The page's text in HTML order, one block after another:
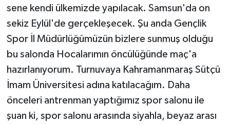
sene kendi ülkemizde yapılacak. Samsun'da on
sekiz Eylül'de gerçekleşecek. Şu anda Gençlik
Spor İl Müdürlüğümüzün bizlere sunmuş olduğu
bu salonda Hocalarımın öncülüğünde maç'a
hazırlanıyorum. Turnuvaya Kahramanmaraş Sütçü
İmam Üniversitesi adına katılacağım. Daha
önceleri antrenman yaptığımız spor salonu ile
şuan ki, spor salonu arasında siyahla, beyaz arası